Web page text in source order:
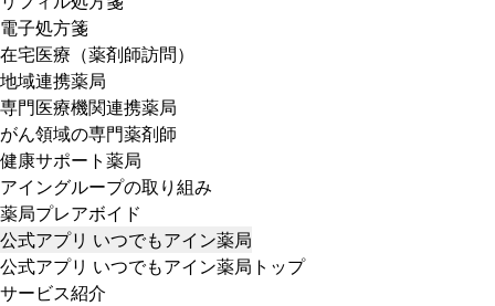
電子処方箋
在宅医療（薬剤師訪問）
地域連携薬局
専門医療機関連携薬局
がん領域の専門薬剤師
健康サポート薬局
アイングループの取り組み
薬局プレアボイド
公式アプリ いつでもアイン薬局
公式アプリ いつでもアイン薬局トップ
サービス紹介